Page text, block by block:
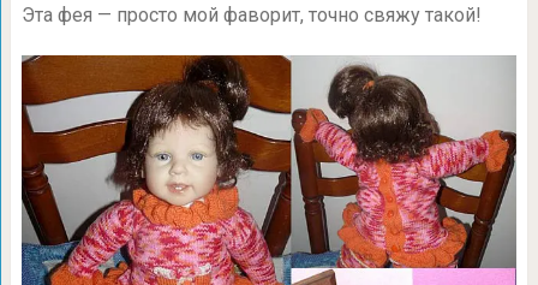
Эта фея — просто мой фаворит, точно свяжу такой!